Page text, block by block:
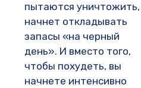
пытаются уничтожить,
начнет откладывать
запасы «на черный
день». И вместо того,
чтобы похудеть, вы
начнете интенсивно